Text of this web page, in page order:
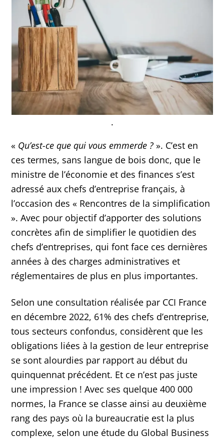
.
« Qu’est-ce que qui vous emmerde ? ». C’est en
ces termes, sans langue de bois donc, que le
ministre de l’économie et des finances s’est
adressé aux chefs d’entreprise français, à
l’occasion des « Rencontres de la simplification
». Avec pour objectif d’apporter des solutions
concrètes afin de simplifier le quotidien des
chefs d’entreprises, qui font face ces dernières
années à des charges administratives et
réglementaires de plus en plus importantes.
Selon une consultation réalisée par CCI France
en décembre 2022, 61% des chefs d’entreprise,
tous secteurs confondus, considèrent que les
obligations liées à la gestion de leur entreprise
se sont alourdies par rapport au début du
quinquennat précédent. Et ce n’est pas juste
une impression ! Avec ses quelque 400 000
normes, la France se classe ainsi au deuxième
rang des pays où la bureaucratie est la plus
complexe, selon une étude du Global Business